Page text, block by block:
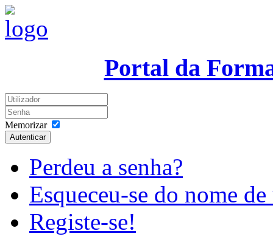
Portal da
Memorizar
Autenticar
Perdeu a senha?
Esqueceu-se do nome
Registe-se!